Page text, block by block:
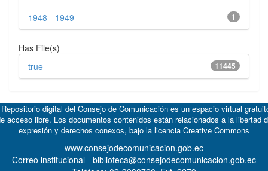
1
1948 - 1949
Has File(s)
11445
true
digital del Consejo de Comunicación es un espacio virtual
acceso libre. Los documentos contenidos están relacionados a la libertad
expresión y derechos conexos, bajo la licencia Creative Commons
www.consejodecomunicacion.gob.ec
Correo institucional - biblioteca@consejodecomunicacion.gob.ec